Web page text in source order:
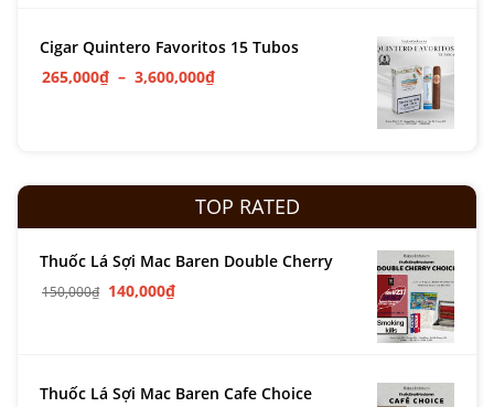
Cigar Quintero Favoritos 15 Tubos
265,000₫ – 3,600,000₫
TOP RATED
Thuốc Lá Sợi Mac Baren Double Cherry
150,000₫ 140,000₫
Thuốc Lá Sợi Mac Baren Cafe Choice